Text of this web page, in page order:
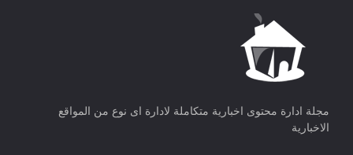
مجلة ادارة محتوى اخبارية متكاملة لادارة اى نوع من المواقع
الاخبارية